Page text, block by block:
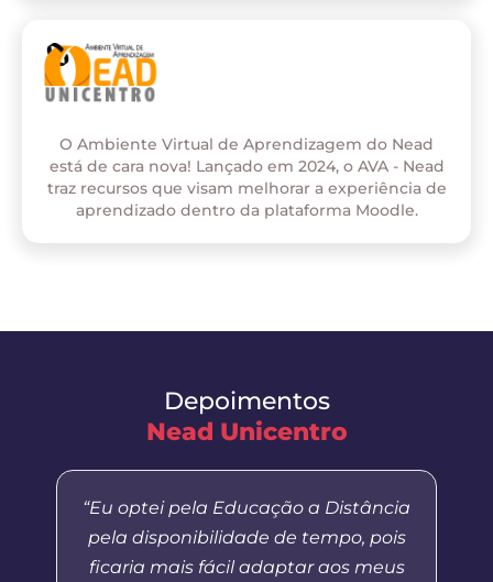
O Ambiente Virtual de Aprendizagem do Nead
está de cara nova! Lançado em 2024, o AVA - Nead
traz recursos que visam melhorar a experiência de
aprendizado dentro da plataforma Moodle.
Depoimentos
Nead Unicentro
“Eu optei pela Educação a Distância
pela disponibilidade de tempo, pois
ficaria mais fácil adaptar aos meus